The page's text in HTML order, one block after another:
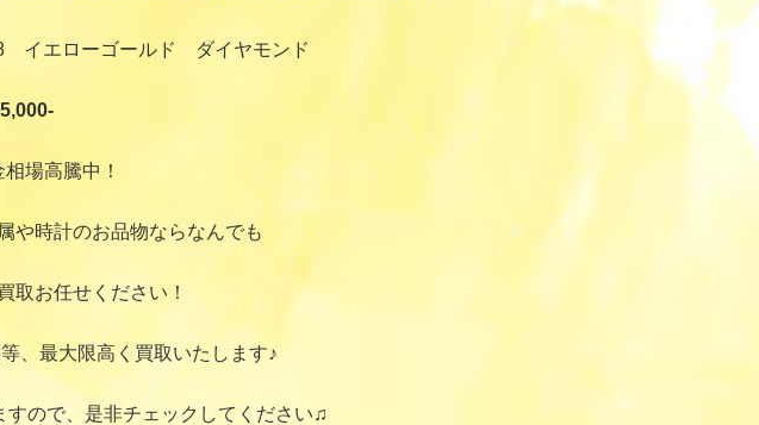
エローゴールド ダイヤモンド
場高騰中！
や時計のお品物ならなんでも
取お任せください！
、最大限高く買取いたします♪
ので、是非チェックしてください♫